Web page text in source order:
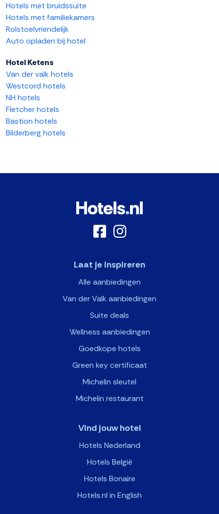
Hotels met bruidssuite
Hotels met familiekamers
Rolstoelvriendelijk
Auto opladen bij hotel
Hotel Ketens
Van der valk hotels
Westcord hotels
NH hotels
Fletcher hotels
Bastion hotels
Bilderberg hotels
Laat je inspireren
Alle aanbiedingen
Van der Valk aanbiedingen
Suite deals
Wellness aanbiedingen
Goedkope hotels
Green key certificaat
Michelin sleutel
Michelin restaurant
Vind jouw hotel
Hotels Nederland
Hotels België
Hotels Bonaire
Hotels.nl in English
>